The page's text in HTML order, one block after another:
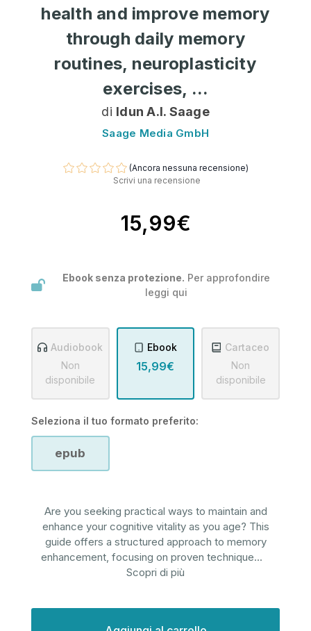
health and improve memory
through daily memory
routines, neuroplasticity
exercises, ...
di Idun A.I. Saage
Saage Media GmbH
(Ancora nessuna recensione)
Scrivi una recensione
15,99€
Ebook senza protezione. Per approfondire
leggi qui
Audiobook
Non
disponibile
Ebook
15,99€
Cartaceo
Non
disponibile
Seleziona il tuo formato preferito:
epub
Are you seeking practical ways to maintain and
enhance your cognitive vitality as you age? This
guide offers a structured approach to memory
enhancement, focusing on proven technique...
Scopri di più